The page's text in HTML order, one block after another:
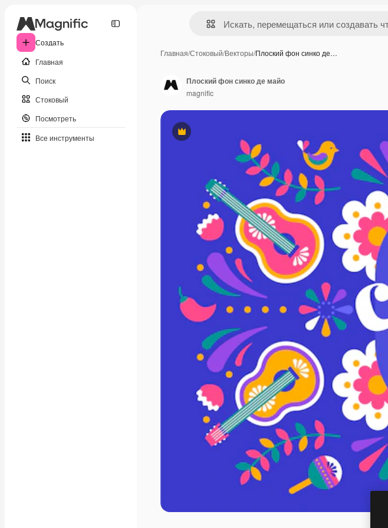
Создать
Главная
Поиск
Стоковый
Посмотреть
Все инструменты
Главная/Стоковый/Векторы/Плоский фон синко де…
Премиум
Плоский фон синко де майо
magnific